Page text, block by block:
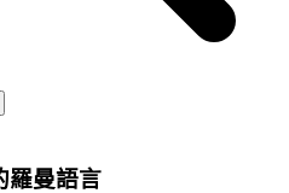
羅曼語言